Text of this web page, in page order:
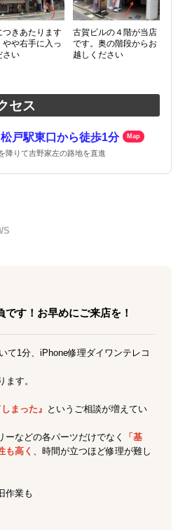
つきあたります
やや右手に入っ
さい
古賀ビルの４階が当店
です。奥の階段からお
越しください
セス
戸駅東口から徒歩1分 Map
降りて吉野家左の路地を直進
す！お早めにご来店を！
て1分、iPhone修理ダイワンテレコ
ます。
まった』
というご相談が増えてい
などの各パーツだけでなく
「基
も高く 、時間が立つほど修理が難し
作業も